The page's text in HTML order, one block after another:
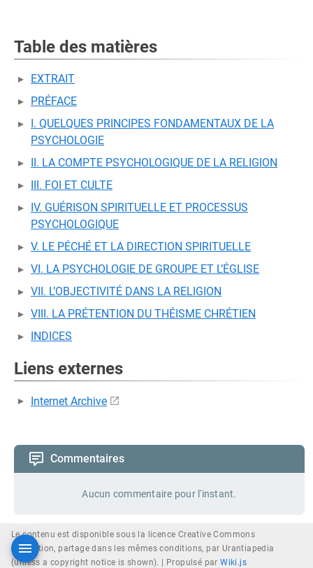
Table des matières
EXTRAIT
PRÉFACE
I. QUELQUES PRINCIPES FONDAMENTAUX DE LA
PSYCHOLOGIE
II. LA COMPTE PSYCHOLOGIQUE DE LA RELIGION
III. FOI ET CULTE
IV. GUÉRISON SPIRITUELLE ET PROCESSUS
PSYCHOLOGIQUE
V. LE PÉCHÉ ET LA DIRECTION SPIRITUELLE
VI. LA PSYCHOLOGIE DE GROUPE ET L’ÉGLISE
VII. L’OBJECTIVITÉ DANS LA RELIGION
VIII. LA PRÉTENTION DU THÉISME CHRÉTIEN
INDICES
Liens externes
Internet Archive
Commentaires
Aucun commentaire pour l'instant.
Le contenu est disponible sous la licence Creative Commons
attribution, partage dans les mêmes conditions, par Urantiapedia
(unless a copyright notice is shown). |
Propulsé parWiki.js